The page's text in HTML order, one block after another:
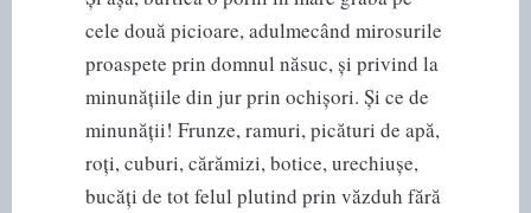
cele două picioare, adulmecând mirosurile
proaspete prin domnul năsuc, și privind la
minunățiile din jur prin ochișori. Și ce de
minunății! Frunze, ramuri, picături de apă,
roți, cuburi, cărămizi, botice, urechiușe,
bucăți de tot felul plutind prin văzduh fără